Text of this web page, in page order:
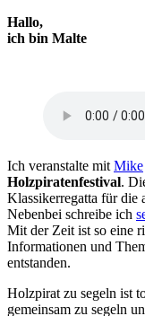
Hallo,
ich bin Malte
Ich veranstalte mit Mike
Holzpiratenfestival.
Klassikerregatta für die
Nebenbei schreibe ich
Mit der Zeit ist so eine
Informationen und
entstanden.
Holzpirat zu segeln ist
gemeinsam zu segeln